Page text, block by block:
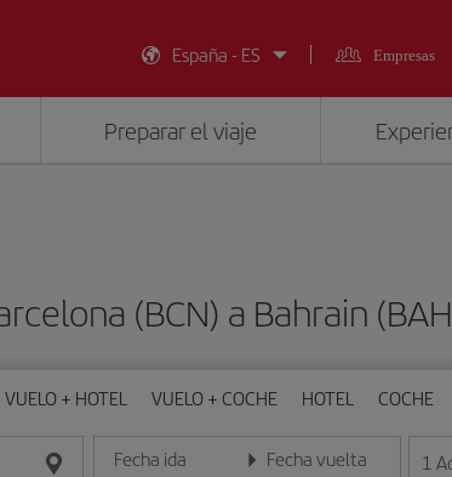
España - ES
Empresas
Preparar el viaje
(BCN) a Bahrain
VUELO + HOTEL VUELO + COCHE HOTEL COCHE
Fecha ida
Introduce la fecha en formato día/mes/año
Fecha vuelta
Introduce la fecha en 1